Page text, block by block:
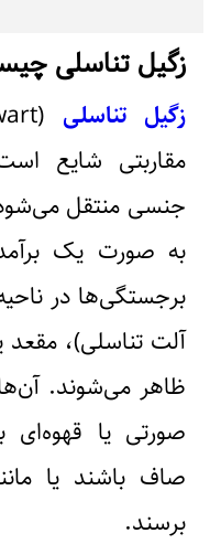
زگیل تناسلی
زگیل تناسلی
مقاربتی شایع
جنسی منتقل
به صورت یک
برجستگی‌ها در
آلت تناسلی)،
ظاهر می‌شوند.
صورتی یا قهوه‌ای
صاف باشند یا
برسند.